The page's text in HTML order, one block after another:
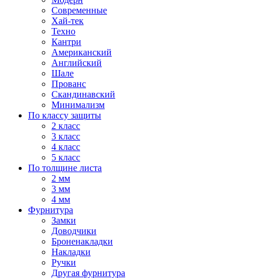
Современные
Хай-тек
Техно
Кантри
Американский
Английский
Шале
Прованс
Скандинавский
Минимализм
По классу защиты
2 класс
3 класс
4 класс
5 класс
По толщине листа
2 мм
3 мм
4 мм
Фурнитура
Замки
Доводчики
Броненакладки
Накладки
Ручки
Другая фурнитура